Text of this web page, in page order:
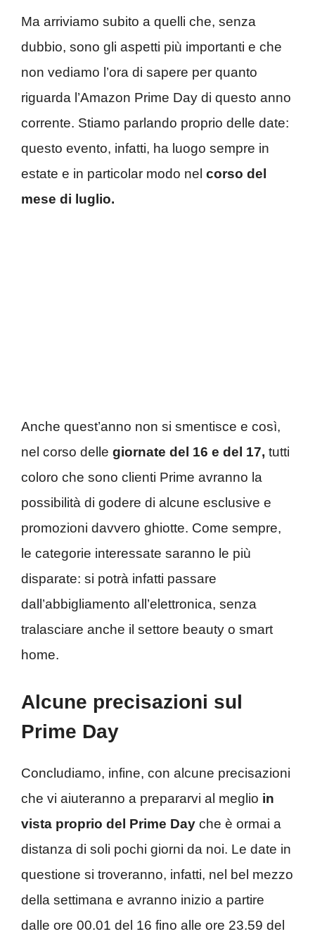
Ma arriviamo subito a quelli che, senza
dubbio, sono gli aspetti più importanti e che
non vediamo l’ora di sapere per quanto
riguarda l’Amazon Prime Day di questo anno
corrente. Stiamo parlando proprio delle date:
questo evento, infatti, ha luogo sempre in
estate e in particolar modo nel corso del
mese di luglio.
Anche quest’anno non si smentisce e così,
nel corso delle giornate del 16 e del 17, tutti
coloro che sono clienti Prime avranno la
possibilità di godere di alcune esclusive e
promozioni davvero ghiotte. Come sempre,
le categorie interessate saranno le più
disparate: si potrà infatti passare
dall’abbigliamento all’elettronica, senza
tralasciare anche il settore beauty o smart
home.
Alcune precisazioni sul
Prime Day
Concludiamo, infine, con alcune precisazioni
che vi aiuteranno a prepararvi al meglio in
vista proprio del Prime Day che è ormai a
distanza di soli pochi giorni da noi. Le date in
questione si troveranno, infatti, nel bel mezzo
della settimana e avranno inizio a partire
dalle ore 00.01 del 16 fino alle ore 23.59 del